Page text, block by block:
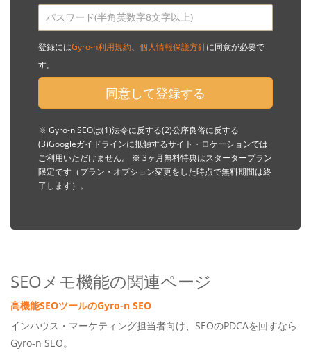
登録にはGyro-n利用規約、 個人情報保護方針に同意が必要で
す。
同意して登録する
※ Gyro-n SEOは(1)法令に反する(2)公序良俗に反する
(3)Googleガイドラインに抵触するサイト・ロケーションでは
ご利用いただけません。
※ 3ヶ月無料特典はスタータープラン
限定です（プラン・オプション変更をした時点で無料期間は終
了します）。
SEOメモ機能の関連ページ
高機能SEOツールのGyro-n SEO
インハウス・マーケティング担当者向け、SEOのPDCAを回すなら
Gyro-n SEO。